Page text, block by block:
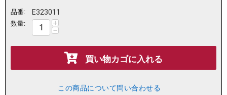
品番: E323011
数量: +
−
買い物カゴに入れる
この商品について問い合わせる